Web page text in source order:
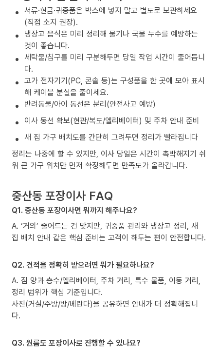
서류·현금·귀중품은 박스에 넣지 말고 별도로 보관하세요
(직접 소지 권장).
냉장고 음식은 미리 정리해 물기나 국물 누수를 예방하는
것이 좋습니다.
세탁물/침구를 미리 구분해두면 당일 작업 시간이 줄어듭니
다.
고가 전자기기(PC, 콘솔 등)는 구성품을 한 곳에 모아 표시
해 케이블 분실을 줄이세요.
반려동물/아이 동선은 분리(안전사고 예방)
이사 동선 확보(현관/복도/엘리베이터) 및 주차 안내 준비
새 집 가구 배치도를 간단히 그려두면 정리가 빨라집니다
정리는 나중에 할 수 있지만, 이사 당일은 시간이 촉박해지기 쉬
워 큰 가구 위치만 먼저 확정해두면 만족도가 올라갑니다.
중산동 포장이사 FAQ
Q1. 중산동 포장이사면 뭐까지 해주나요?
A. ‘거의’ 줄어드는 건 맞지만, 귀중품 관리와 냉장고 정리, 새
집 배치 안내 같은 핵심 준비는 고객이 해두는 편이 안전합니다.
Q2. 견적을 정확히 받으려면 뭐가 필요하나요?
A. 짐 양과 층수/엘리베이터, 주차 거리, 특수 물품, 이동 거리,
정리 범위가 핵심 기준입니다.
사진(거실/주방/방/베란다)을 공유하면 안내가 더 정확해집니
다.
Q3. 원룸도 포장이사로 진행할 수 있나요?